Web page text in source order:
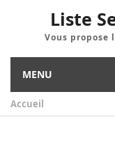
Liste
Vous propose
MENU
Accueil